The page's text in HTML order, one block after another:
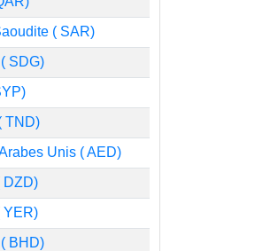
( SAR)
SDG)
TND)
Unis ( AED)
DZD)
YER)
BHD)